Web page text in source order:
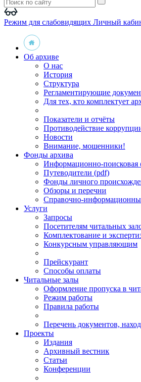
Режим для слабовидящих Личный
Об архиве
О нас
История
Структура
Регламентирующие
Для тех, кто комплектует
Показатели и отчёты
Противодействие
Новости
Внимание, мошенники!
Фонды архива
Информационно-поисковая
Путеводители (pdf)
Фонды личного
Обзоры и перечни
Справочно-
Услуги
Запросы
Посетителям читальных
Комплектование и
Конкурсным управляющим
Прейскурант
Способы оплаты
Читальные залы
Оформление пропуска в
Режим работы
Правила работы
Перечень документов,
Проекты
Издания
Архивный вестник
Статьи
Конференции